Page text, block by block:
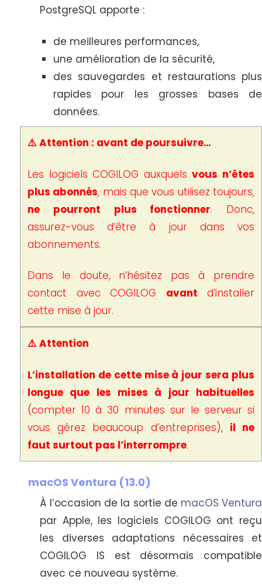
PostgreSQL apporte :
de meilleures performances,
une amélioration de la sécurité,
des sauvegardes et restaurations plus
rapides pour les grosses bases de
données.
⚠️ Attention : avant de poursuivre…
Les logiciels COGILOG auxquelsvous n’êtes
plus abonnés, mais que vous utilisez toujours,
ne pourront plus fonctionner. Donc,
assurez-vous d’être à jour dans vos
abonnements.
Dans le doute, n’hésitez pas à prendre
contact avec COGILOG avant d’installer
cette mise à jour.
⚠️ Attention
L’installation de cette mise à jour sera plus
longue que les mises à jour habituelles
(compter 10 à 30 minutes sur le serveur si
vous gérez beaucoup d’entreprises), il ne
faut surtout pas l’interrompre.
macOS Ventura (13.0)
À l’occasion de la sortie de macOS Ventura
par Apple, les logiciels COGILOG ont reçu
les diverses adaptations nécessaires et
COGILOG IS est désormais compatible
avec ce nouveau système.